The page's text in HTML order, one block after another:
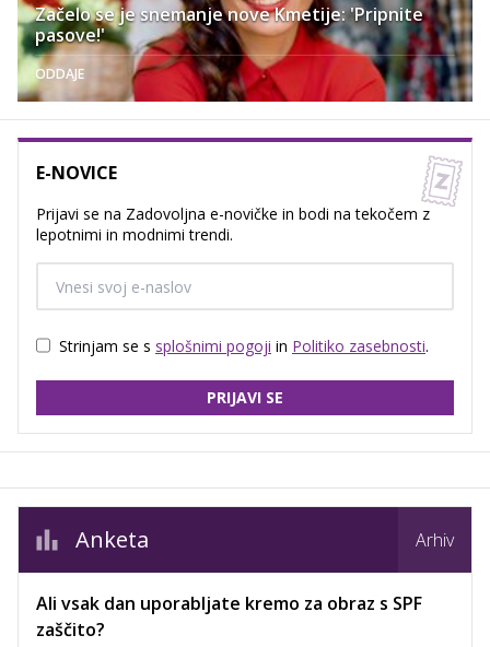
Začelo se je snemanje nove Kmetije: 'Pripnite
pasove!'
ODDAJE
E-NOVICE
Prijavi se na Zadovoljna e-novičke in bodi na tekočem z
lepotnimi in modnimi trendi.
Strinjam se s splošnimi pogoji in Politiko zasebnosti.
PRIJAVI SE
Anketa Arhiv
Ali vsak dan uporabljate kremo za obraz s SPF
zaščito?